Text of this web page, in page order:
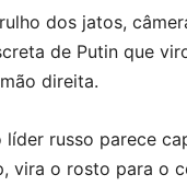
dos jatos,
de Putin que
direita.
líder russo parece
vira o rosto para o